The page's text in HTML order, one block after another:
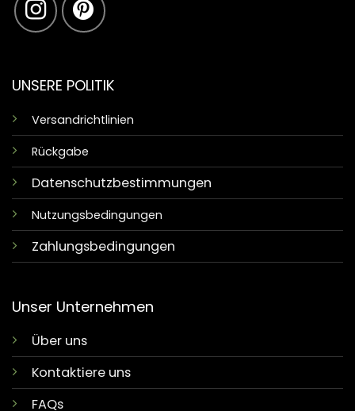
UNSERE POLITIK
Versandrichtlinien
Rückgabe
Datenschutzbestimmungen
Nutzungsbedingungen
Zahlungsbedingungen
Unser Unternehmen
Über uns
Kontaktiere uns
FAQs